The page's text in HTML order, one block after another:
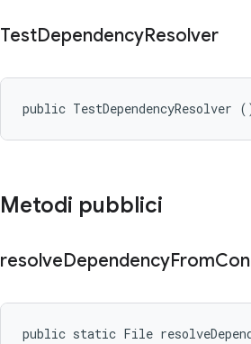
TestDependencyResolver
public TestDependencyResolver
Metodi pubblici
resolveDependencyFrom
public static File